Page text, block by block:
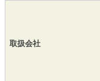
取扱会社